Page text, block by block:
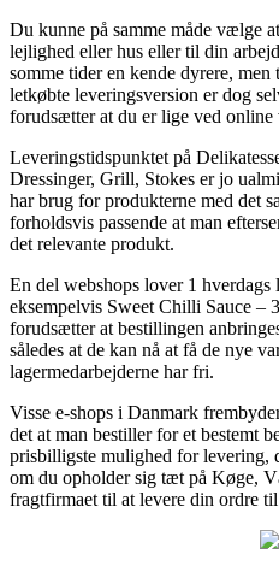
Du kunne på samme måde vælge
lejlighed eller hus eller til din
somme tider en kende dyrere,
letkøbte leveringsversion er dog
forudsætter at du er lige ved
Leveringstidspunktet på
Dressinger, Grill, Stokes er jo
har brug for produkterne med det
forholdsvis passende at man
det relevante produkt.
En del webshops lover 1 hverdags
eksempelvis Sweet Chilli Sauce –
forudsætter at bestillingen
således at de kan nå at få de nye
lagermedarbejderne har fri.
Visse e-shops i Danmark
det at man bestiller for et bestemt
prisbilligste mulighed for
om du opholder sig tæt på Køge,
fragtfirmaet til at levere din ordre